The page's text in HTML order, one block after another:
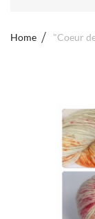
Home "Coeur